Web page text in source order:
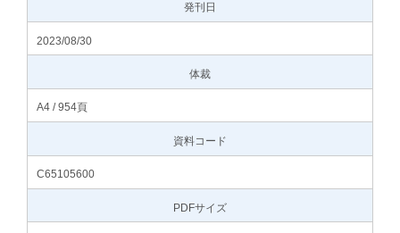
発刊日
2023/08/30
体裁
A4 / 954頁
資料コード
C65105600
PDFサイズ